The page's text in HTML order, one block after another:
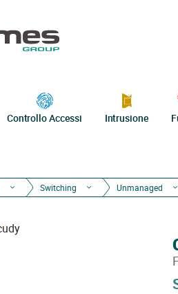
Controllo Accessi Intrusione
Switching Unmanaged